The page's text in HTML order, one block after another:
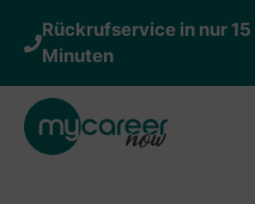
Inhalt
Rückrufservice in nur 15
Minuten